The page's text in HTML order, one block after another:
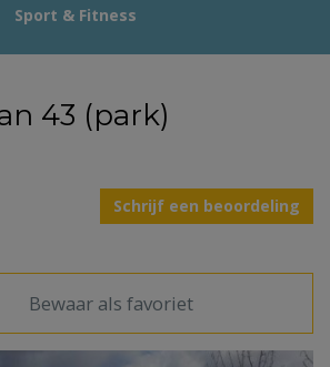
Sport & Fitness
43 (park)
Schrijf een beoordeling
Bewaar als favoriet